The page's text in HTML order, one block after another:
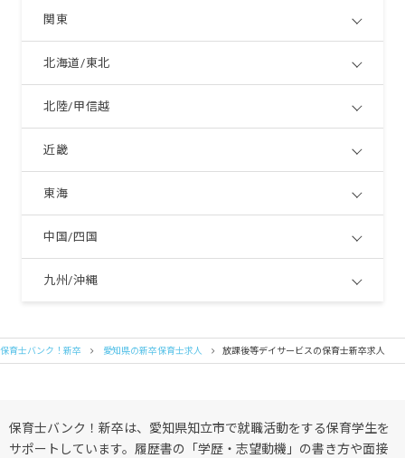
関東
北海道/東北
北陸/甲信越
近畿
東海
中国/四国
九州/沖縄
保育士バンク！新卒 愛知県の新卒保育士求人 放課後等デイサービスの保育士新卒求人
保育士バンク！新卒は、愛知県知立市で就職活動をする保育学生を
サポートしています。履歴書の「学歴・志望動機」の書き方や面接